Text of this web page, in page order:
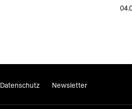
Datenschutz Newsletter